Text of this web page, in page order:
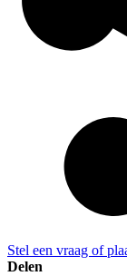
Stel een vraag of
Delen